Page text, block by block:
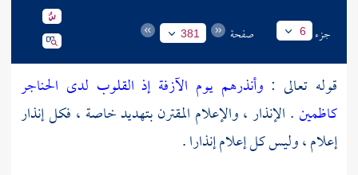
جزء 6 صفحة 381
قوله تعالى : وأنذرهم يوم الآزفة إذ القلوب لدى الحناجر
كاظمين. الإنذار ، والإعلام المقترن بتهديد خاصة ، فكل إنذار
إعلام ، وليس كل إعلام إنذارا .